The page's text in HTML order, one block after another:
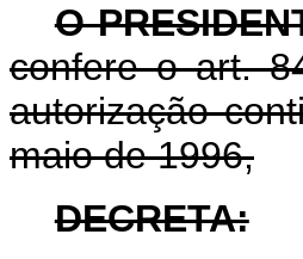
O
confere o art.
autorização
maio de 1996,
DECRETA: